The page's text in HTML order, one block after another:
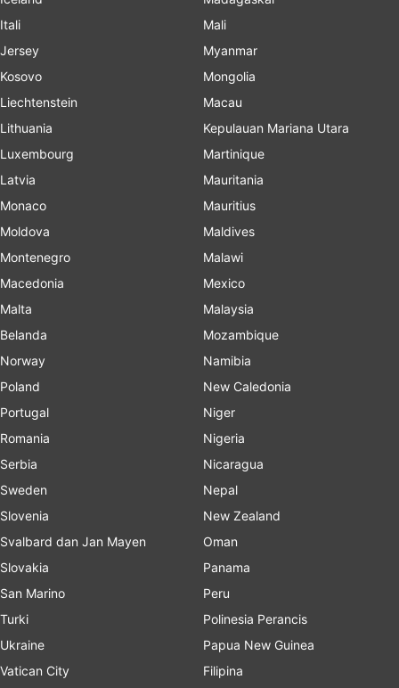
Itali
Jersey
Kosovo
Liechtenstein
Lithuania
Luxembourg
Latvia
Monaco
Moldova
Montenegro
Macedonia
Malta
Belanda
Norway
Poland
Portugal
Romania
Serbia
Sweden
Slovenia
Svalbard dan Jan Mayen
Slovakia
San Marino
Turki
Ukraine
Vatican City
Mali
Myanmar
Mongolia
Macau
Kepulauan Mariana Utara
Martinique
Mauritania
Mauritius
Maldives
Malawi
Mexico
Malaysia
Mozambique
Namibia
New Caledonia
Niger
Nigeria
Nicaragua
Nepal
New Zealand
Oman
Panama
Peru
Polinesia Perancis
Papua New Guinea
Filipina